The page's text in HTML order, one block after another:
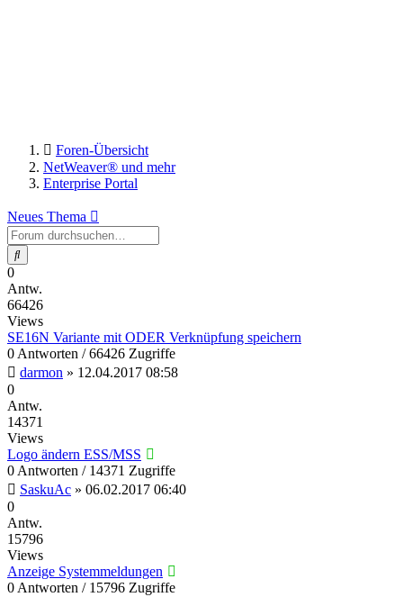
Foren-Übersicht
NetWeaver® und mehr
Enterprise Portal
Neues Thema
Suche
0
Antw.
66426
Views
SE16N Variante mit ODER Verknüpfung speichern
0 Antworten / 66426 Zugriffe
darmon » 12.04.2017 08:58
0
Antw.
14371
Views
Logo ändern ESS/MSS
0 Antworten / 14371 Zugriffe
SaskuAc » 06.02.2017 06:40
0
Antw.
15796
Views
Anzeige Systemmeldungen
0 Antworten / 15796 Zugriffe